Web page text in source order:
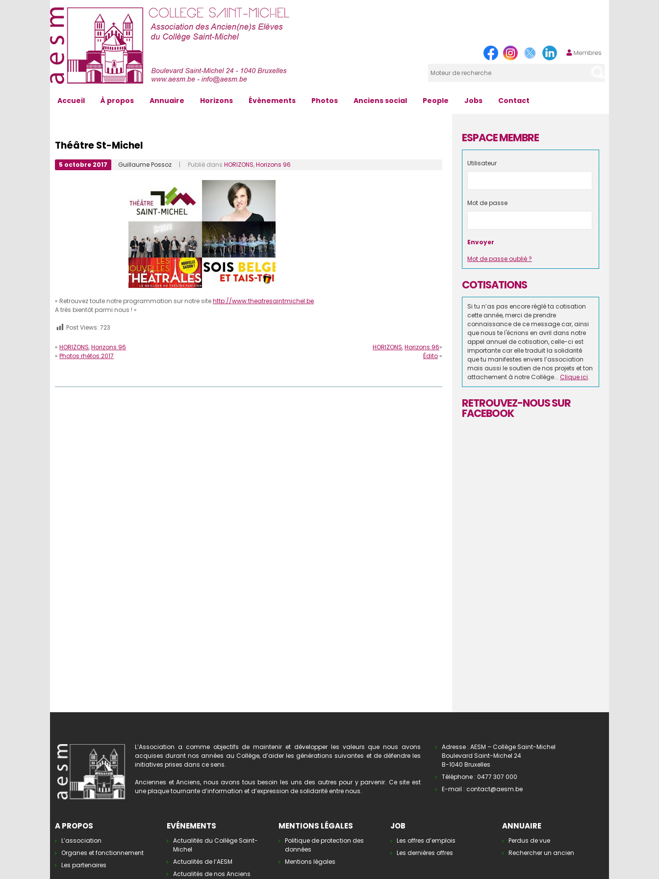
Accueil À propos Annuaire Horizons Évènements Photos Anciens social People Jobs Contact
Théâtre St-Michel
5 octobre 2017 Guillaume Possoz | Publié dans HORIZONS,Horizons 96
« Retrouvez toute notre programmation sur notre sitehttp://www.theatresaintmichel.be.
A très bientôt parmi nous ! »
Post Views: 723
« HORIZONS,Horizons 96
« Photos rhétos 2017
HORIZONS,Horizons 96»
Édito »
ESPACE MEMBRE
Utilisateur
Mot de passe
Mot de passe oublié ?
COTISATIONS
Si tu n’as pas encore réglé ta cotisation
cette année, merci de prendre
connaissance de ce message car, ainsi
que nous te l'écrions en avril dans notre
appel annuel de cotisation, celle-ci est
importante car elle traduit la solidarité
que tu manifestes envers l’association
mais aussi le soutien de nos projets et ton
attachement à notre Collège... Clique ici.
RETROUVEZ-NOUS SUR
FACEBOOK
L’Association a comme objectifs de maintenir et développer les valeurs que nous avons
acquises durant nos années au Collège, d’aider les générations suivantes et de défendre les
initiatives prises dans ce sens.
Anciennes et Anciens, nous avons tous besoin les uns des autres pour y parvenir. Ce site est
une plaque tournante d’information et d’expression de solidarité entre nous.
Adresse : AESM – Collège Saint-Michel
Boulevard Saint-Michel 24
B-1040 Bruxelles
Téléphone : 0477 307 000
E-mail : contact@aesm.be
A PROPOS
L’association
Organes et fonctionnement
Les partenaires
EVÉNEMENTS
Actualités du Collège Saint-
Michel
Actualités de l’AESM
Actualités de nos Anciens
MENTIONS LÉGALES
Politique de protection des
données
Mentions légales
JOB
Les offres d’emplois
Les dernières offres
ANNUAIRE
Perdus de vue
Rechercher un ancien